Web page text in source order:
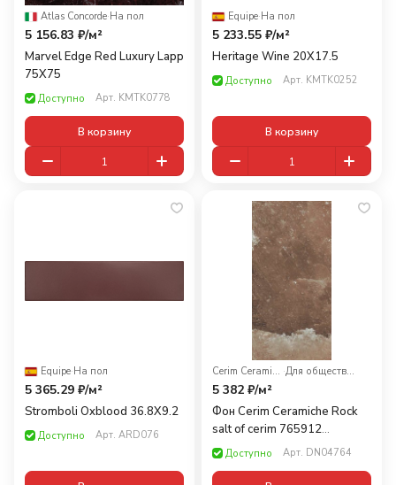
Atlas Concorde·На пол
5 156.83 ₽/м²
Marvel Edge Red Luxury Lapp
75X75
Доступно Арт. KMTK0778
В корзину
Equipe·На пол
5 233.55 ₽/м²
Heritage Wine 20X17.5
Доступно Арт. KMTK0252
В корзину
Equipe·На пол
5 365.29 ₽/м²
Stromboli Oxblood 36.8X9.2
Доступно Арт. ARD076
Cerim Ceramiche · Для общественных помещений
5 382 ₽/м²
Фон Cerim Ceramiche Rock
salt of cerim 765912
Hawaiian Red Nat Ret 30x60
Доступно Арт. DN04764